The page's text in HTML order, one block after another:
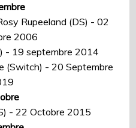
Rupeeland (DS) - 02
2006
- 19 septembre 2014
(Switch) - 20 Septembre
- 22 Octobre 2015